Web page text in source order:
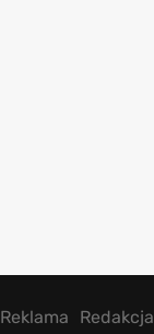
Reklama Redakcja